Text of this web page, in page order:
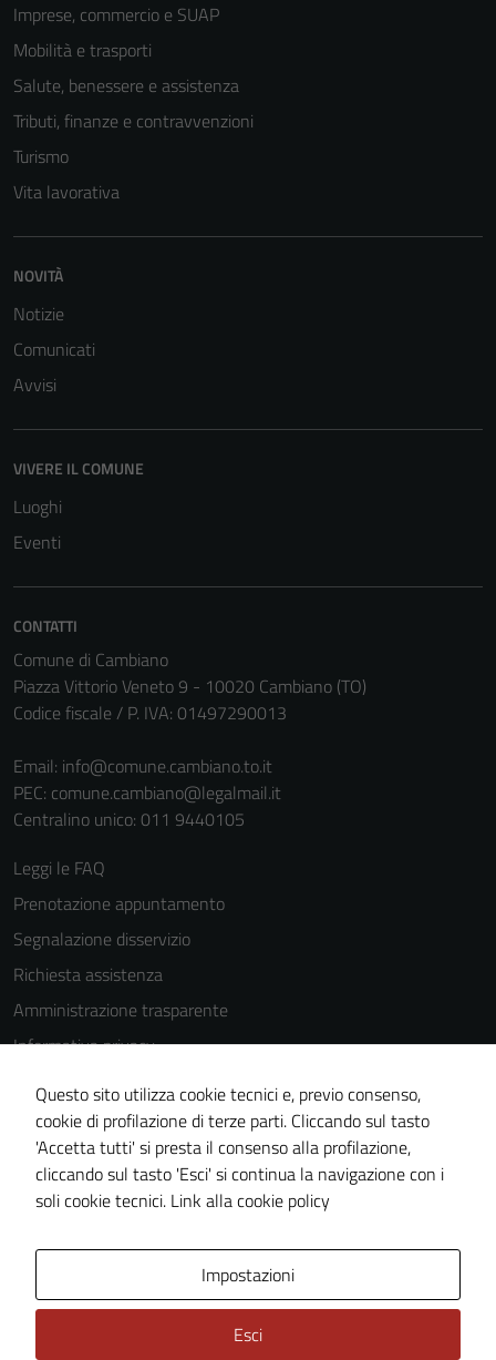
Imprese, commercio e SUAP
Mobilità e trasporti
Salute, benessere e assistenza
Tributi, finanze e contravvenzioni
Turismo
Vita lavorativa
NOVITÀ
Notizie
Comunicati
Avvisi
VIVERE IL COMUNE
Luoghi
Eventi
CONTATTI
Comune di Cambiano
Piazza Vittorio Veneto 9 - 10020 Cambiano (TO)
Codice fiscale / P. IVA: 01497290013
Email: info@comune.cambiano.to.it
PEC: comune.cambiano@legalmail.it
Centralino unico: 011 9440105
Leggi le FAQ
Prenotazione appuntamento
Segnalazione disservizio
Richiesta assistenza
Amministrazione trasparente
Informativa privacy
Cookie Policy
Note legali
Dichiarazione di accessibilità
Piano di miglioramento del sito
Questo sito utilizza cookie tecnici e, previo consenso,
cookie di profilazione di terze parti. Cliccando sul tasto
'Accetta tutti' si presta il consenso alla profilazione,
cliccando sul tasto 'Esci' si continua la navigazione con i
soli cookie tecnici. Link alla cookie policy
Impostazioni
Esci
possono
essere
disabilitati.
Questi cookie
non raccolgono
personali.